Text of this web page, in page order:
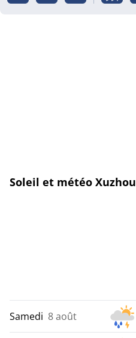
Soleil et météo Xuzhou
Samedi 8 août